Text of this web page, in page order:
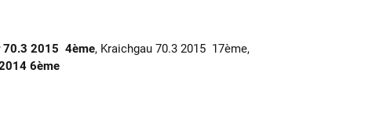
70.3 2015 4ème, Kraichgau 70.3 2015 17ème,
6ème